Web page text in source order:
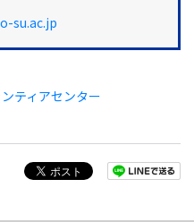
su.ac.jp
ティアセンター